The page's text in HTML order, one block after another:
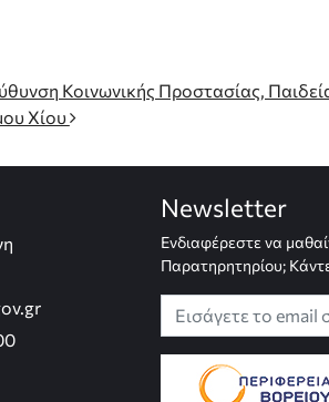
Κοινωνικής Προστασίας,
Χίου
Newsletter
Ενδιαφέρεστε να
Παρατηρητηρίου;